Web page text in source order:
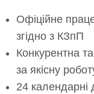
Офіційне
згідно з КЗпП
Конкурентна
за якісну
24 календарні